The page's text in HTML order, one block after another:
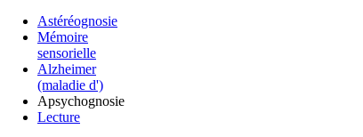
Astéréognosie
Mémoire
sensorielle
Alzheimer
(maladie d')
Apsychognosie
Lecture